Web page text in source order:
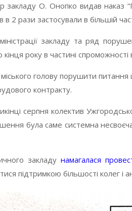
закладу О. Онопко видав наказ
2 рази застосували в більшій
закладу та ряд
року в частині
голову порушити
контракту.
серпня колектив
була саме системна
закладу намагалася
підтримкою більшості колег і